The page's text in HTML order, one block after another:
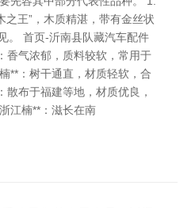
之王”，木质精湛，带有金丝状
。 首页-沂南县队藏汽车配件
香气浓郁，质料较软，常用于
**：树干通直，材质轻软，合
散布于福建等地，材质优良，
江楠**：滋长在南